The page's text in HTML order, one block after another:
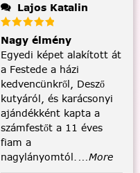
Lajos Katalin
Nagy élmény
Egyedi képet alakított át
a Festede a házi
kedvencünkről, Desző
kutyáról, és karácsonyi
ajándékként kapta a
számfestőt a 11 éves
fiam a
nagylányomtól. ...More